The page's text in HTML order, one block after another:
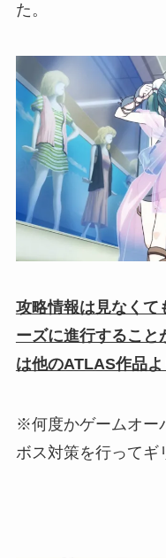
た。
攻略情報は見なくて
ーズに進行すること
は他のATLAS作品よ
※何度かゲームオー
ボス対策を行ってギ